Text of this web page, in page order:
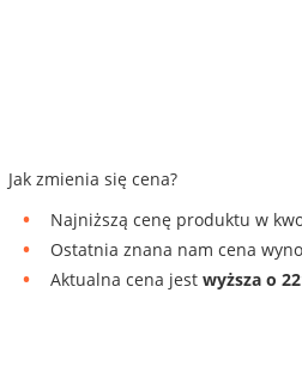
Jak zmienia się cena?
Najniższą cenę produktu w
Ostatnia znana nam cena
Aktualna cena jestwyższa o